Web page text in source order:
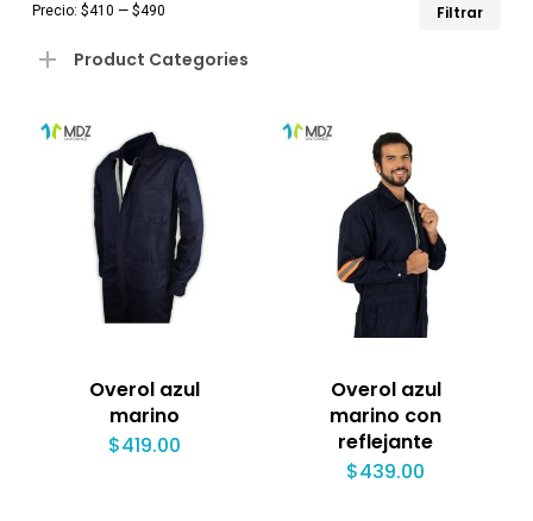
Filtrar
Precio: $410 — $490
Product Categories
Overol azul
marino
$419.00
Overol azul
marino con
reflejante
$439.00